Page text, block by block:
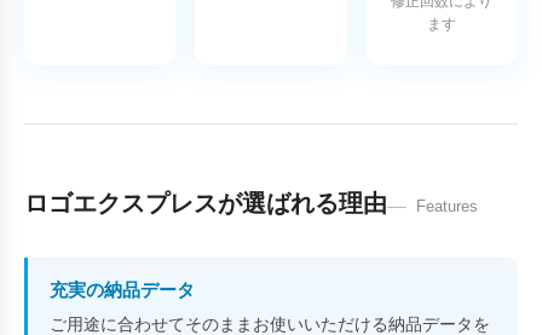
ます
ロゴエクスプレスが選ばれる理由 Features
充実の納品データ
ご用途に合わせてそのままお使いいただける納品データを